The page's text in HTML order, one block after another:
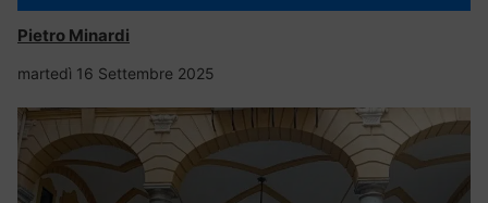
Pietro Minardi
martedì 16 Settembre 2025